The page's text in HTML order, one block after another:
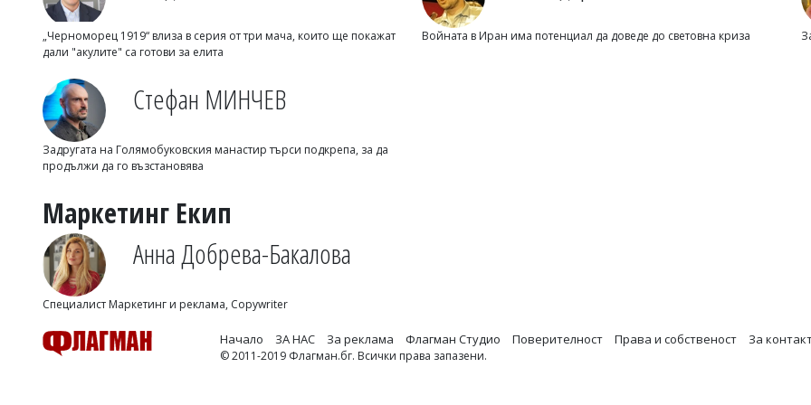
„Черноморец 1919“ влиза в серия от три мача, които ще покажат
дали "акулите" са готови за елита
Войната в Иран има потенциал да доведе до световна криза
Стефан МИНЧЕВ
Задругата на Голямобуковския манастир търси подкрепа, за да
продължи да го възстановява
Маркетинг Екип
Анна Добрева-Бакалова
Специалист Маркетинг и реклама, Copywriter
Начало ЗА НАС За реклама Флагман Студио Поверителност Права и собственост За
© 2011-2019 Флагман.бг. Всички права запазени.